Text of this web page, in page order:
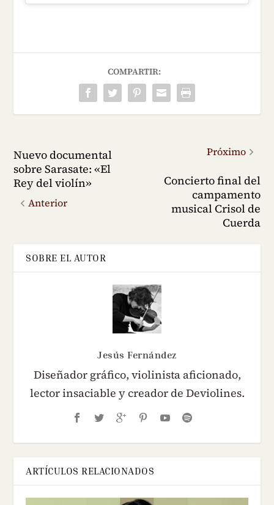
COMPARTIR:
Nuevo documental
sobre Sarasate: «El
Rey del violín»
Anterior
Próximo
Concierto final del
campamento
musical Crisol de
Cuerda
SOBRE EL AUTOR
Jesús Fernández
Diseñador gráfico, violinista aficionado,
lector insaciable y creador de Deviolines.
ARTÍCULOS RELACIONADOS